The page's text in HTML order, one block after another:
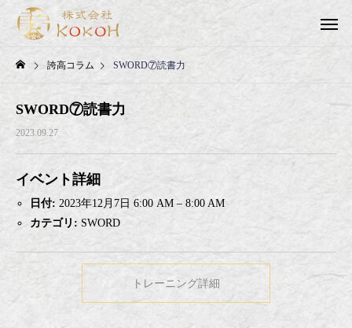
誇高コラム SWORD⑦読書力
SWORD⑦読書力
2023.09.27
イベント詳細
日付: 2023年12月7日 6:00 AM –8:00 AM
カテゴリ: SWORD
トレーニング詳細